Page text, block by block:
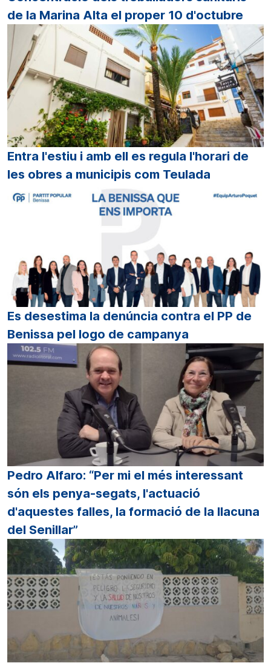
de la Marina Alta el proper 10 d'octubre
Entra l'estiu i amb ell es regula l'horari de
les obres a municipis com Teulada
Es desestima la denúncia contra el PP de
Benissa pel logo de campanya
Pedro Alfaro: “Per mi el més interessant
són els penya-segats, l'actuació
d'aquestes falles, la formació de la llacuna
del Senillar”